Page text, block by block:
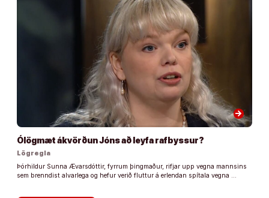
arrow_forward
Ólögmæt ákvörðun Jóns að leyfa rafbyssur?
Lögregla
Þórhildur Sunna Ævarsdóttir, fyrrum þingmaður, rifjar upp vegna mannsins
sem brenndist alvarlega og hefur verið fluttur á erlendan spítala vegna …